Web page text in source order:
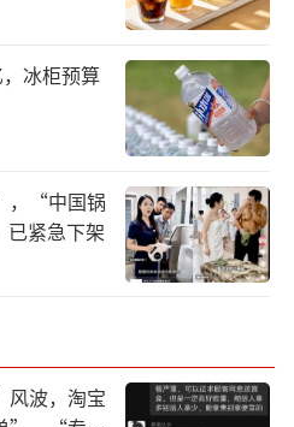
医药产业本土药企“创
其创新转型的节奏与步
资本圈，对石药集团的
集团的股票，需要有耐
前仅有的能从原料药企
，且稳居第一梯队的公
家。
冰柜预算
，“中国锅
紧急下架
波，淘宝